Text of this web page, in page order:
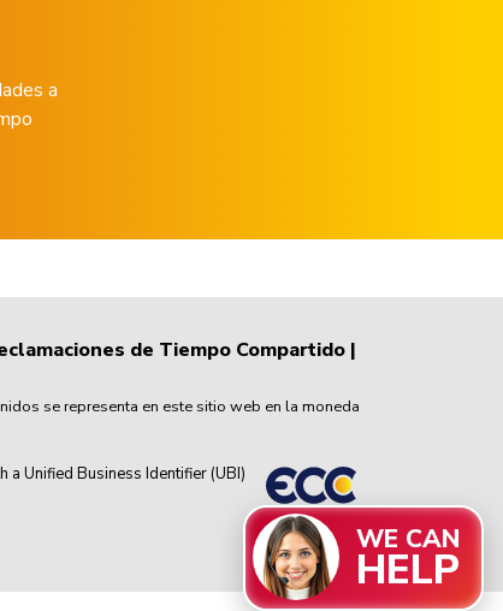
a
de Tiempo Compartido|
se representa en este sitio web en la moneda
Unified Business Identifier (UBI)
WE CAN
HELP